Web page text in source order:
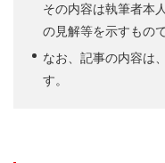
その内容は執筆者本
の見解等を示すもの
なお、記事の内容は
す。